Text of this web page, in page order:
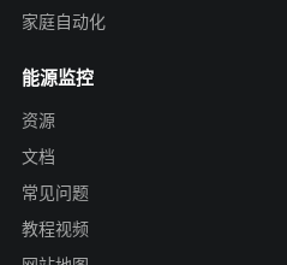
家庭自动化
能源监控
资源
文档
常见问题
教程视频